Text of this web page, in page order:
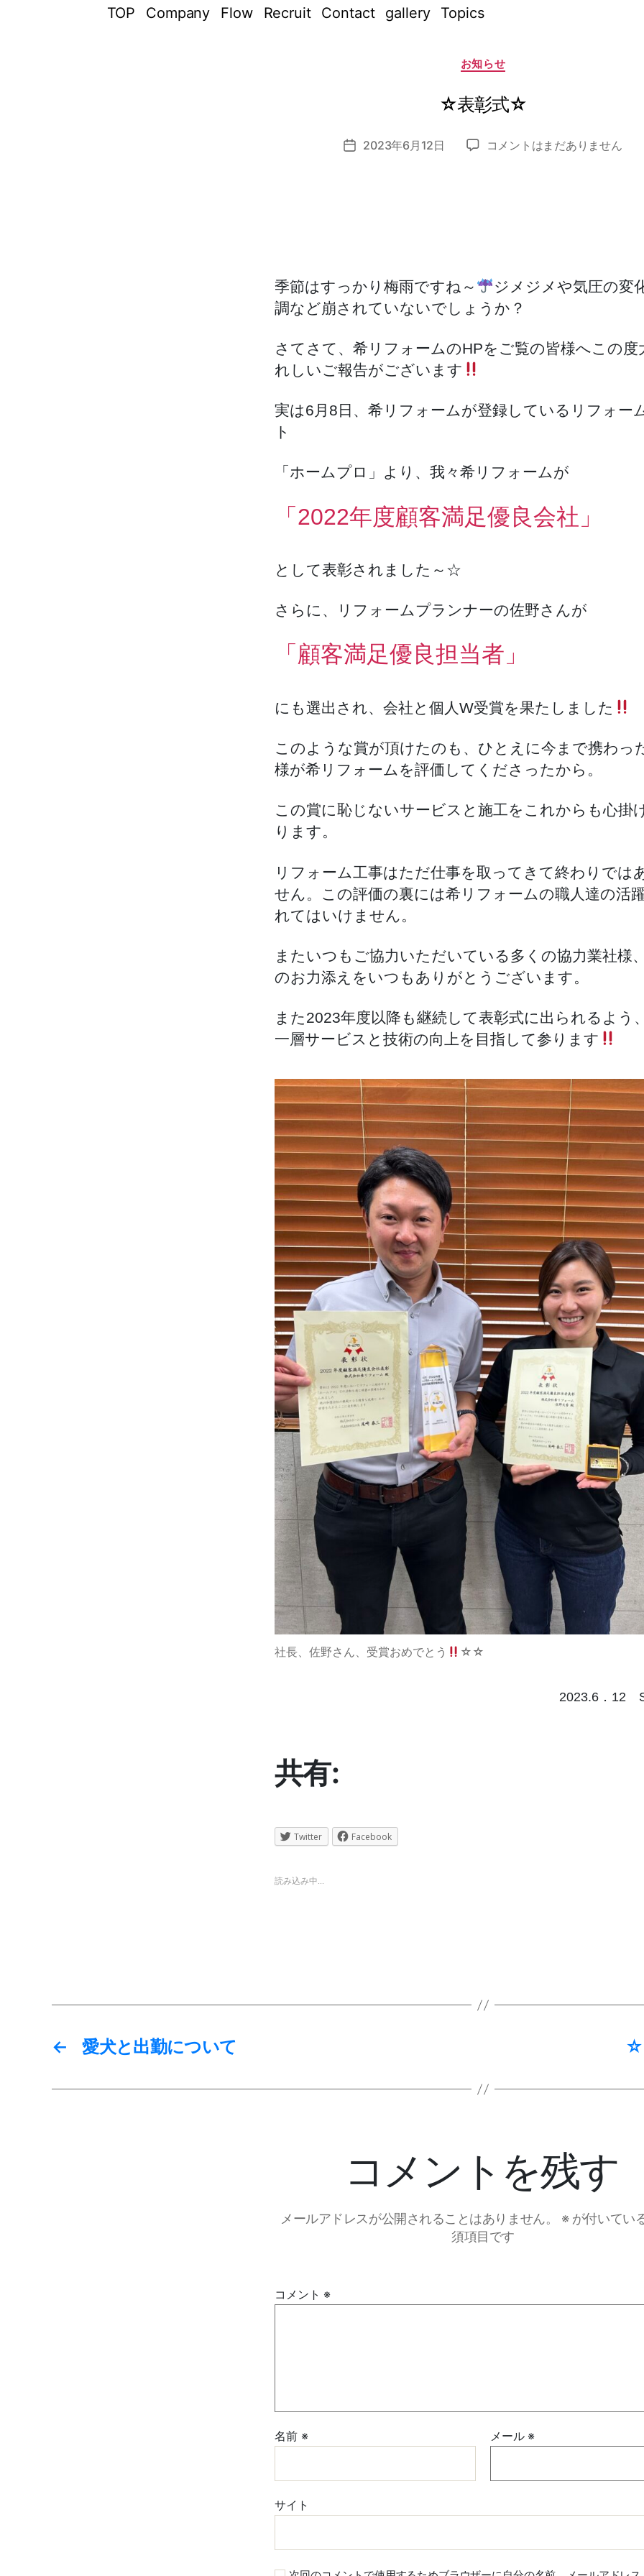
TOP Company Flow Recruit Contact gallery Topics
テ
ー
お知らせ
☆表彰式☆
投
n
o
o
投 2023年6月12日
☆
コメントはまだありません
季節はすっかり梅雨ですね～
ジメジメや気圧の変
調など崩されていないでしょうか？
さてさて、希リフォームのHPをご覧の皆様へこの度
れしいご報告がございます
実は6月8日、希リフォームが登録しているリフォー
ト
「ホームプロ」より、我々希リフォームが
「2022年度顧客満足優良会社」
として表彰されました～☆
さらに、リフォームプランナーの佐野さんが
「顧客満足優良担当者」
にも選出され、会社と個人W受賞を果たしました
このような賞が頂けたのも、ひとえに今まで携わっ
様が希リフォームを評価してくださったから。
この賞に恥じないサービスと施工をこれからも心掛
ります。
リフォーム工事はただ仕事を取ってきて終わりでは
せん。この評価の裏には希リフォームの職人達の活
れてはいけません。
またいつもご協力いただいている多くの協力業社様
のお力添えをいつもありがとうございます。
また2023年度以降も継続して表彰式に出られるよう
一層サービスと技術の向上を目指して参ります
社長、佐野さん、受賞おめでとう ☆☆
2023.6．12
共有:
Twitter Facebook
読み込み中...
← 愛犬と出勤について ☆
コメントを残す
メールアドレスが公開されることはありません。 ※が付いてい
須項目です
コメント ※
名前 ※ メール ※
サイト